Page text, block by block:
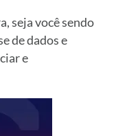
seja você sendo
de dados e
e